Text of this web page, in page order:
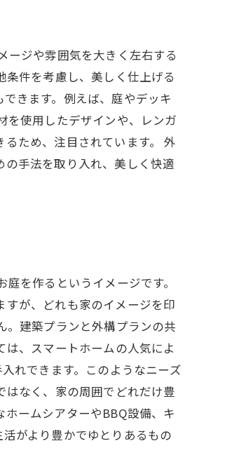
ージや雰囲気を大きく左右する
件を考慮し、美しく仕上げる
きます。例えば、庭やデッキ
を使用したデザインや、レンガ
ため、注目されています。 外
手法を取り入れ、美しく快適
を作るというイメージです。
が、どれも家のイメージを印
。建築プランと外構プランの共
、スマートホームの人気によ
れできます。このようなニーズ
はなく、家の周囲でどれだけ豊
ームシアターやBBQ設備、キ
がより豊かでゆとりあるもの